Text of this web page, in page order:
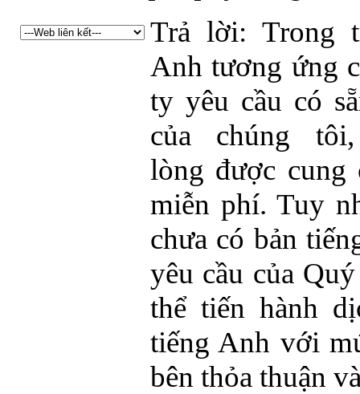
Trả lời: Trong
Anh tương ứng
ty yêu cầu có
của chúng
lòng được cung
miễn phí. Tuy
chưa có bản
yêu cầu của
thể tiến hành
tiếng Anh với
bên thỏa thuận